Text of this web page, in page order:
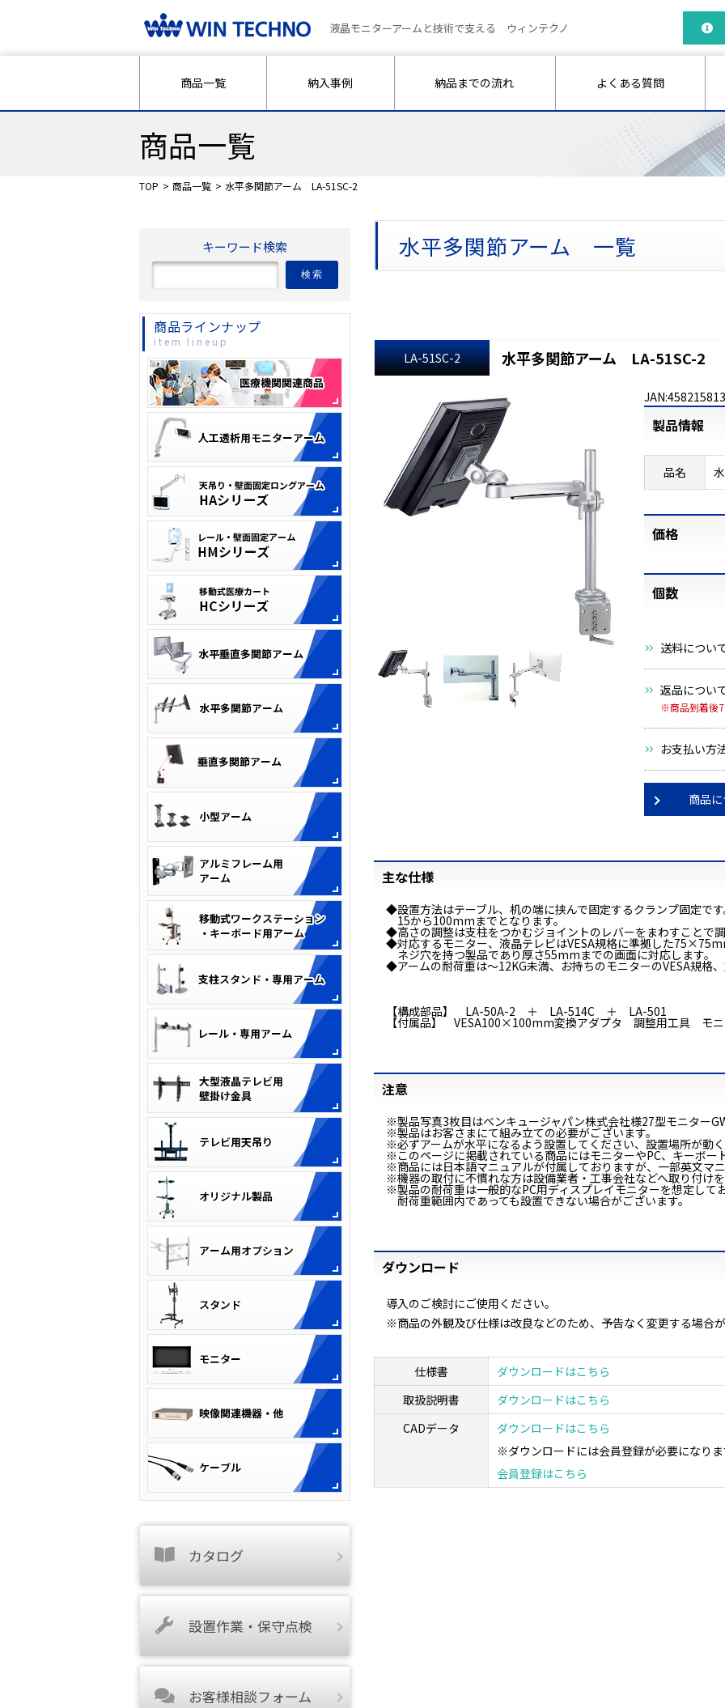
液晶モニターアームと技術で支える ウィンテクノ
商品一覧 納入事例 納品までの流れ よくある質問
商品一覧
TOP 商品一覧 水平多関節アーム LA-51SC-2
水平多関節アーム 一覧
LA-51SC-2 水平多関節アーム LA-51SC-2
製品情報
品名
価格
個数
送料につい
返品につい
※商品到着後7
お支払い方
商品
主な仕様
◆設置方法はテーブル、机の端に挟んで固定するクランプ固定で
15から100mmまでとなります。
◆高さの調整は支柱をつかむジョイントのレバーをまわすことで調
◆対応するモニター、液晶テレビはVESA規格に準拠した
ネジ穴を持つ製品であり厚さ55mmまでの画面に対応します。
◆アームの耐荷重は～12KG未満、お持ちのモニターのVESA規格
【構成部品】 LA-50A-2 ＋ LA-514C ＋ LA-501
【付属品】 VESA100×100mm変換アダプタ 調整用工具 モニ
注意
※製品写真3枚目はベンキュージャパン株式会社様27型モニター
※製品はお客さまにて組み立ての必要がございます。
※必ずアームが水平になるよう設置してください、設置場所が動
※このページに掲載されている商品にはモニターやPC、キーボー
※商品には日本語マニュアルが付属しておりますが、一部英文マ
※機器の取付に不慣れな方は設備業者・工事会社などへ取り付けを
※製品の耐荷重は一般的なPC用ディスプレイモニターを想定して
耐荷重範囲内であっても設置できない場合がございます。
ダウンロード
導入のご検討にご使用ください。
※商品の外観及び仕様は改良などのため、予告なく変更する場合
仕様書
ダウンロードはこちら
取扱説明書
ダウンロードはこちら
CADデータ
ダウンロードはこちら
※ダウンロードには会員登録が必要になりま
会員登録はこちら
キーワード検索
検索
商品ラインナップ
item lineup
カタログ
設置作業・保守点検
お客様相談フォーム